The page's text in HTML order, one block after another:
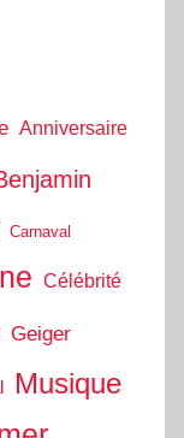
Anniversaire
Carnaval
Célébrité
Geiger
Musique